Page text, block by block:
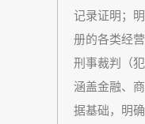
记录证明；
册的各类经
刑事裁判（
涵盖金融、
据基础，明